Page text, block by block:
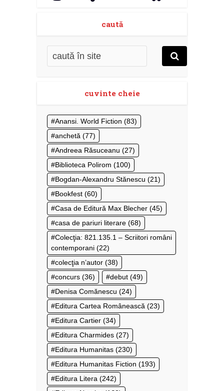
caută
cuvinte cheie
Anansi. World Fiction (83)
anchetă (77)
Andreea Răsuceanu (27)
Biblioteca Polirom (100)
Bogdan-Alexandru Stănescu (21)
Bookfest (60)
Casa de Editură Max Blecher (45)
casa de pariuri literare (68)
Colecţia: 821.135.1 – Scriitori români
contemporani (22)
colecţia n’autor (38)
concurs (36) debut (49)
Denisa Comănescu (24)
Editura Cartea Românească (23)
Editura Cartier (34)
Editura Charmides (27)
Editura Humanitas (230)
Editura Humanitas Fiction (193)
Editura Litera (242)